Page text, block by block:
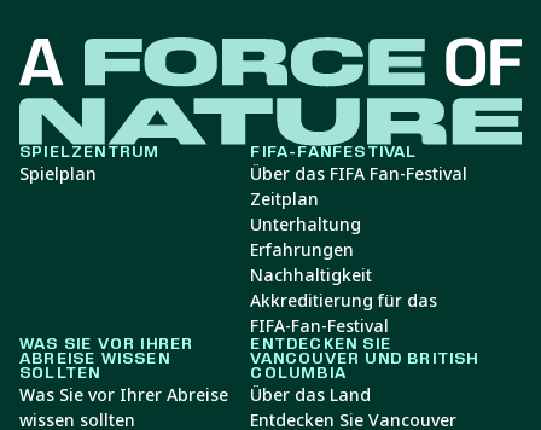
SPIELZENTRUM
Spielplan
FIFA-FANFESTIVAL
Über das FIFA Fan-Festival
Zeitplan
Unterhaltung
Erfahrungen
Nachhaltigkeit
Akkreditierung für das
FIFA-Fan-Festival
WAS SIE VOR IHRER
ABREISE WISSEN
SOLLTEN
Was Sie vor Ihrer Abreise
wissen sollten
ENTDECKEN SIE
VANCOUVER UND BRITISH
COLUMBIA
Über das Land
Entdecken Sie Vancouver